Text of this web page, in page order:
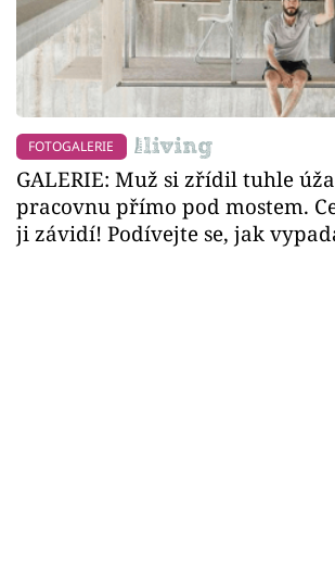
FOTOGALERIE
GALERIE: Muž si zřídil tuhle
pracovnu přímo pod mostem.
ji závidí! Podívejte se, jak